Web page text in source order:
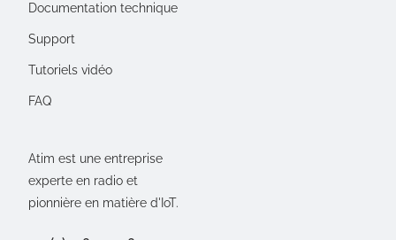
Atim est une entreprise
experte en radio et
pionnière en matière d'IoT.
Documentation technique
Support
Tutoriels vidéo
FAQ